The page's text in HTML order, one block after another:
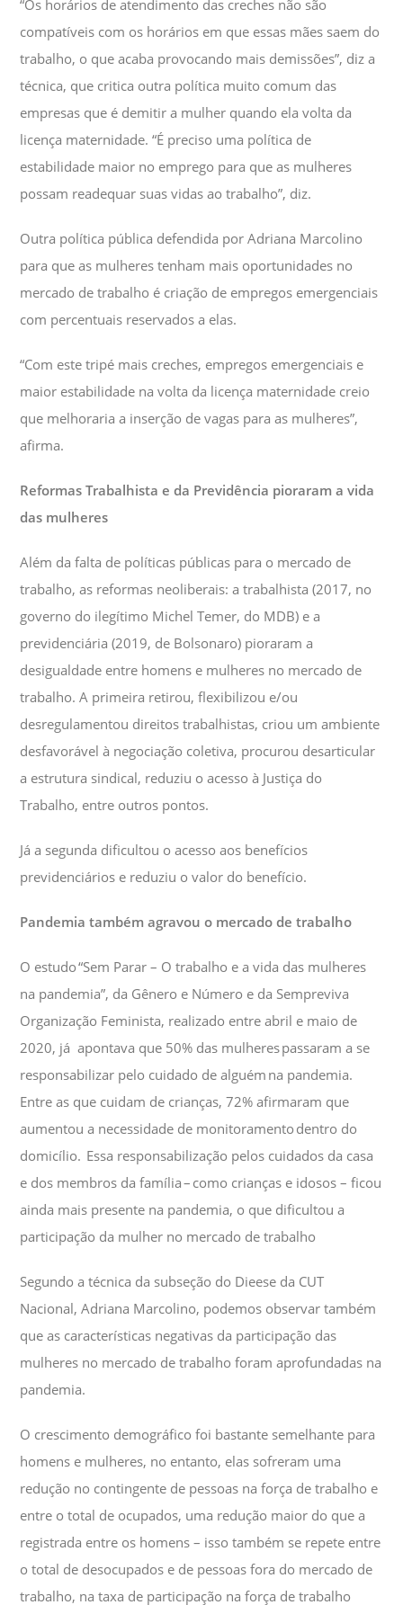
“Os horários de atendimento das creches não são
compatíveis com os horários em que essas mães saem do
trabalho, o que acaba provocando mais demissões”, diz a
técnica, que critica outra política muito comum das
empresas que é demitir a mulher quando ela volta da
licença maternidade. “É preciso uma política de
estabilidade maior no emprego para que as mulheres
possam readequar suas vidas ao trabalho”, diz.
Outra política pública defendida por Adriana Marcolino
para que as mulheres tenham mais oportunidades no
mercado de trabalho é criação de empregos emergenciais
com percentuais reservados a elas.
“Com este tripé mais creches, empregos emergenciais e
maior estabilidade na volta da licença maternidade creio
que melhoraria a inserção de vagas para as mulheres”,
afirma.
Reformas Trabalhista e da Previdência pioraram a vida
das mulheres
Além da falta de políticas públicas para o mercado de
trabalho, as reformas neoliberais: a trabalhista (2017, no
governo do ilegítimo Michel Temer, do MDB) e a
previdenciária (2019, de Bolsonaro) pioraram a
desigualdade entre homens e mulheres no mercado de
trabalho. A primeira retirou, flexibilizou e/ou
desregulamentou direitos trabalhistas, criou um ambiente
desfavorável à negociação coletiva, procurou desarticular
a estrutura sindical, reduziu o acesso à Justiça do
Trabalho, entre outros pontos.
Já a segunda dificultou o acesso aos benefícios
previdenciários e reduziu o valor do benefício.
Pandemia também agravou o mercado de trabalho
O estudo “Sem Parar – O trabalho e a vida das mulheres
na pandemia”, da Gênero e Número e da Sempreviva
Organização Feminista, realizado entre abril e maio de
2020, já apontava que 50% das mulheres passaram a se
responsabilizar pelo cuidado de alguém na pandemia.
Entre as que cuidam de crianças, 72% afirmaram que
aumentou a necessidade de monitoramento dentro do
domicílio. Essa responsabilização pelos cuidados da casa
e dos membros da família – como crianças e idosos – ficou
ainda mais presente na pandemia, o que dificultou a
participação da mulher no mercado de trabalho
Segundo a técnica da subseção do Dieese da CUT
Nacional, Adriana Marcolino, podemos observar também
que as características negativas da participação das
mulheres no mercado de trabalho foram aprofundadas na
pandemia.
O crescimento demográfico foi bastante semelhante para
homens e mulheres, no entanto, elas sofreram uma
redução no contingente de pessoas na força de trabalho e
entre o total de ocupados, uma redução maior do que a
registrada entre os homens – isso também se repete entre
o total de desocupados e de pessoas fora do mercado de
trabalho, na taxa de participação na força de trabalho